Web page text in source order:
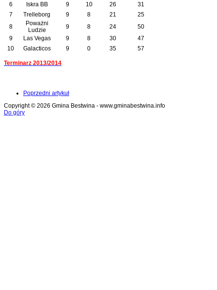
6
Iskra BB 9 10 26
31
7
Trelleborg 9 8 21
25
8
Poważni
Ludzie
9 8 24
50
9
Las Vegas 9 8 30
47
10
Galacticos 9 0 35 57
Terminarz 2013/2014
Poprzedni artykuł
Copyright © 2026 Gmina Bestwina - www.gminabestwina.info
Do góry